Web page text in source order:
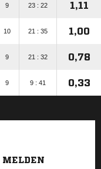
9 23 : 22 1,11
10 21 : 35 1,00
9 21 : 32 0,78
9 9 : 41 0,33
MELDEN